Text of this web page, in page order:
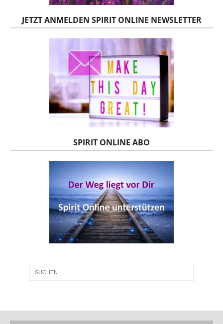
JETZT ANMELDEN SPIRIT ONLINE NEWSLETTER
SPIRIT ONLINE ABO